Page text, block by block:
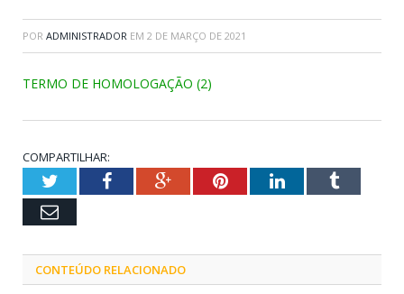
POR ADMINISTRADOR EM 2 DE MARÇO DE 2021
TERMO DE HOMOLOGAÇÃO (2)
COMPARTILHAR:
TwitterFacebookGoogle+PinterestLinkedInTumblr
Email
CONTEÚDO RELACIONADO